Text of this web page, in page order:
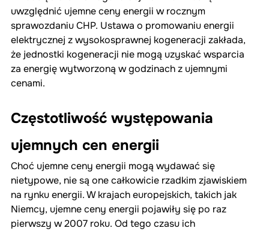
uwzględnić ujemne ceny energii w rocznym
sprawozdaniu CHP. Ustawa o promowaniu energii
elektrycznej z wysokosprawnej kogeneracji zakłada,
że jednostki kogeneracji nie mogą uzyskać wsparcia
za energię wytworzoną w godzinach z ujemnymi
cenami.
Częstotliwość występowania
ujemnych cen energii
Choć ujemne ceny energii mogą wydawać się
nietypowe, nie są one całkowicie rzadkim zjawiskiem
na rynku energii. W krajach europejskich, takich jak
Niemcy, ujemne ceny energii pojawiły się po raz
pierwszy w 2007 roku. Od tego czasu ich